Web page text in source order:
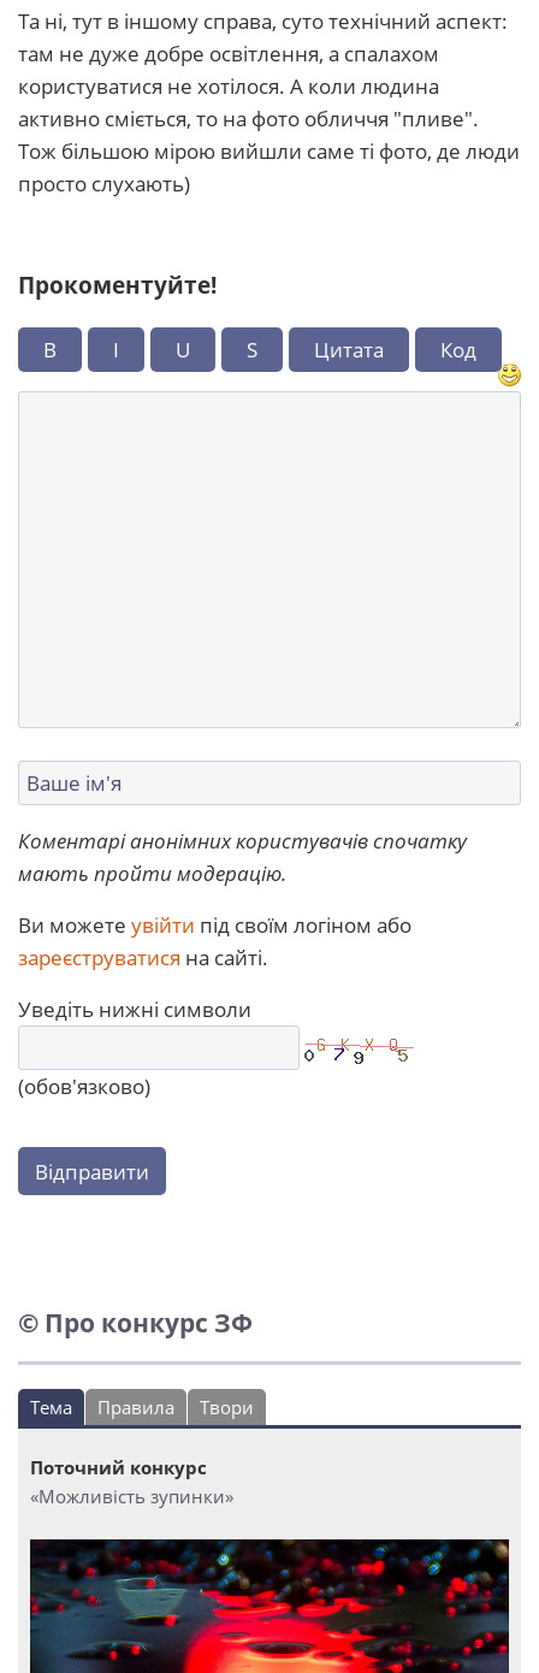
Та ні, тут в іншому справа, суто технічний аспект:
там не дуже добре освітлення, а спалахом
користуватися не хотілося. А коли людина
активно сміється, то на фото обличчя "пливе".
Тож більшою мірою вийшли саме ті фото, де люди
просто слухають)
Прокоментуйте!
B I U S Цитата Код
Коментарі анонімних користувачів спочатку
мають пройти модерацію.
Ви можете увійти під своїм логіном або
зареєструватися на сайті.
Уведіть нижні символи
(обов'язково)
Відправити
© Про конкурс ЗФ
Тема Правила Твори
Поточний конкурс
«Можливість зупинки»